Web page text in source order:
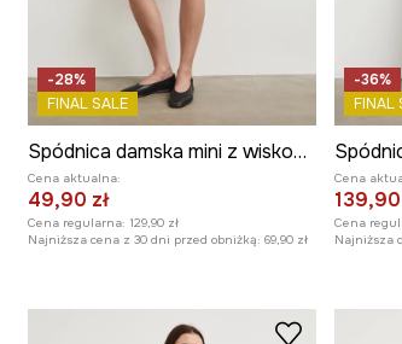
-28%
FINAL SALE
Spódnica damska mini z wiskozy wzorzysta
Cena aktualna:
49,90 zł
Cena regularna: 129,90 zł
Najniższa cena z 30 dni przed obniżką: 69,90 zł
-36%
FINAL
Cena
139,90
Cena
Najniższa